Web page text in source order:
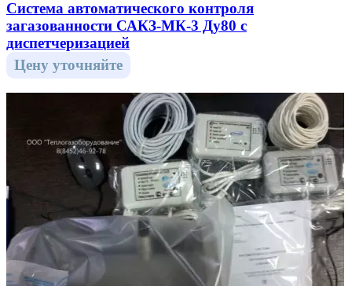
Система автоматического контроля
загазованности САКЗ-МК-3 Ду80 с
диспетчеризацией
Цену уточняйте